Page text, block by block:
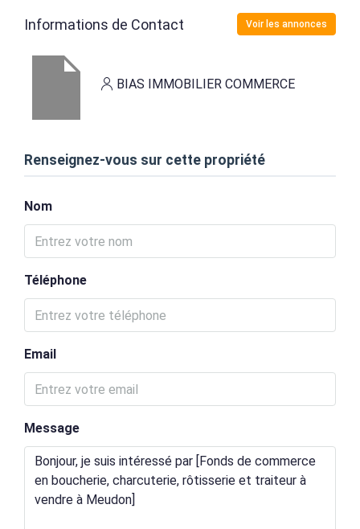
Informations de Contact Voir les annonces
BIAS IMMOBILIER COMMERCE
Renseignez-vous sur cette propriété
Nom
Téléphone
Email
Message